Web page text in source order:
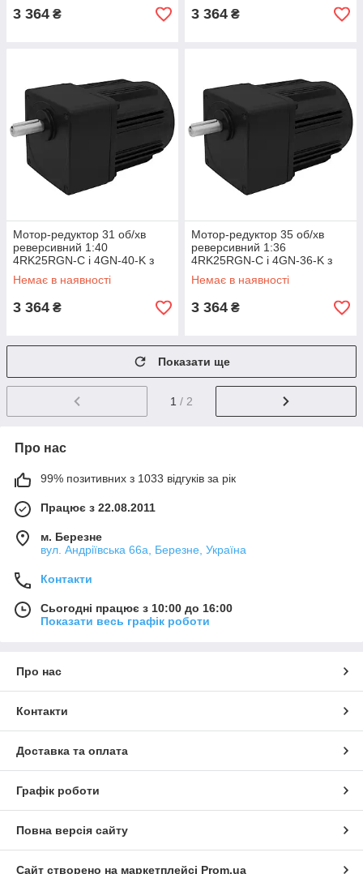
3 364 ₴ 3 364 ₴
Мотор-редуктор 31 об/хв
реверсивний 1:40
4RK25RGN-C і 4GN-40-K з
регульованою швидкістю,
асинхронний двигун
Немає в наявності
3 364 ₴
Мотор-редуктор 35 об/хв
реверсивний 1:36
4RK25RGN-C і 4GN-36-K з
регульованою швидкістю
Немає в наявності
3 364 ₴
Показати ще
1 / 2
Про нас
99% позитивних з 1033 відгуків за рік
Працює з 22.08.2011
м. Березне
вул. Андріївська 66а, Березне, Україна
Контакти
Сьогодні працює з 10:00 до 16:00
Показати весь графік роботи
Про нас
Контакти
Доставка та оплата
Графік роботи
Повна версія сайту
Сайт створено на маркетплейсі Prom.ua